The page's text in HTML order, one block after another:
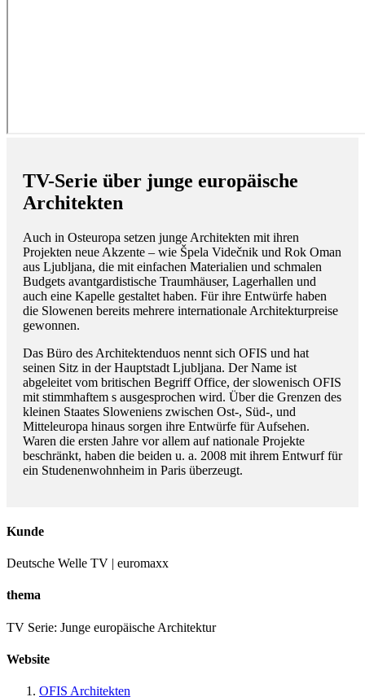
TV-Serie über junge europäische
Architekten
Auch in Osteuropa setzen junge Architekten mit ihren
Projekten neue Akzente – wie Špela Videčnik und Rok Oman
aus Ljubljana, die mit einfachen Materialien und schmalen
Budgets avantgardistische Traumhäuser, Lagerhallen und
auch eine Kapelle gestaltet haben. Für ihre Entwürfe haben
die Slowenen bereits mehrere internationale Architekturpreise
gewonnen.
Das Büro des Architektenduos nennt sich OFIS und hat
seinen Sitz in der Hauptstadt Ljubljana. Der Name ist
abgeleitet vom britischen Begriff Office, der slowenisch OFIS
mit stimmhaftem s ausgesprochen wird. Über die Grenzen des
kleinen Staates Sloweniens zwischen Ost-, Süd-, und
Mitteleuropa hinaus sorgen ihre Entwürfe für Aufsehen.
Waren die ersten Jahre vor allem auf nationale Projekte
beschränkt, haben die beiden u. a. 2008 mit ihrem Entwurf für
ein Studenenwohnheim in Paris überzeugt.
Kunde
Deutsche Welle TV | euromaxx
thema
TV Serie: Junge europäische Architektur
Website
OFIS Architekten